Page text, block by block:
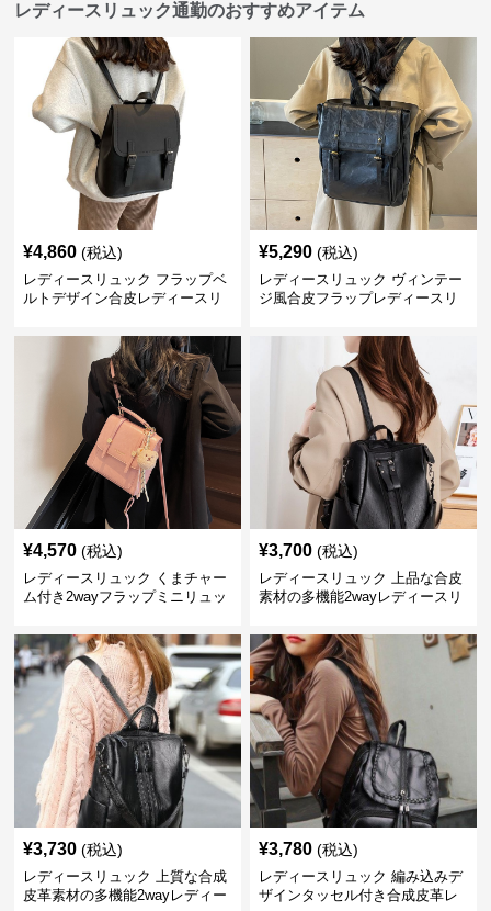
レディースリュック通勤のおすすめアイテム
¥4,860 (税込)
レディースリュック フラップベ
ルトデザイン合皮レディースリ
¥5,290 (税込)
レディースリュック ヴィンテー
ジ風合皮フラップレディースリ
¥4,570 (税込)
レディースリュック くまチャー
ム付き2wayフラップミニリュッ
¥3,700 (税込)
レディースリュック 上品な合皮
素材の多機能2wayレディースリ
¥3,730 (税込)
レディースリュック 上質な合成
皮革素材の多機能2wayレディー
¥3,780 (税込)
レディースリュック 編み込みデ
ザインタッセル付き合成皮革レ